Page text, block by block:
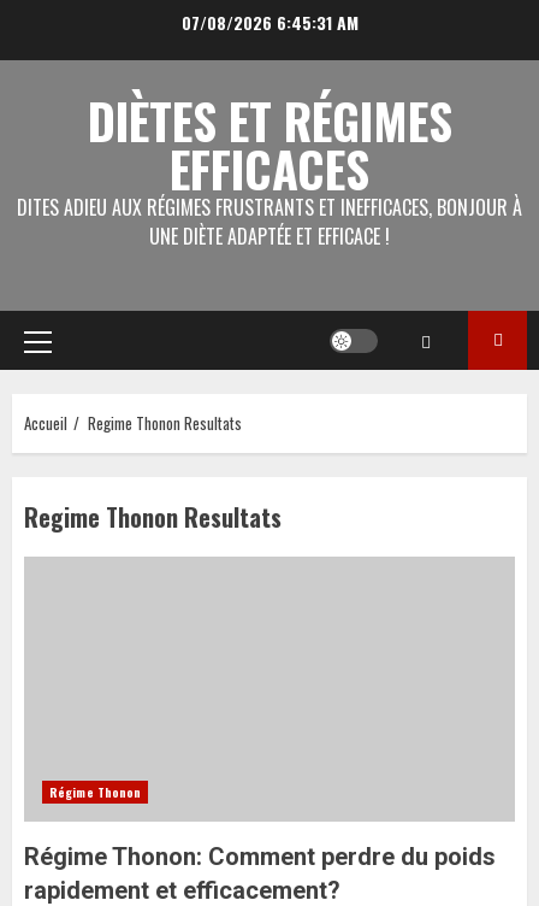
07/08/2026 6:45:31 AM
DIÈTES ET RÉGIMES
EFFICACES
DITES ADIEU AUX RÉGIMES FRUSTRANTS ET INEFFICACES, BONJOUR À
UNE DIÈTE ADAPTÉE ET EFFICACE !
Menu
principal
Accueil Regime Thonon Resultats
Regime Thonon Resultats
Régime Thonon
Régime Thonon: Comment perdre du poids
rapidement et efficacement?